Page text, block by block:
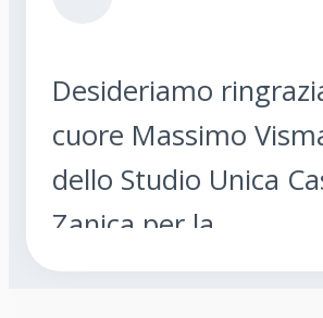
Desideriamo
cuore Massimo
dello Studio Unica
Zanica per la
professionalità, la